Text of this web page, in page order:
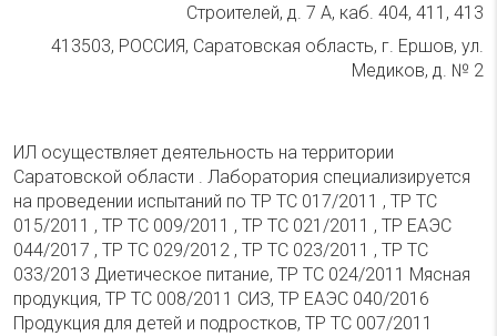
Строителей, д. 7 А, каб. 404, 411, 413
413503, РОССИЯ, Саратовская область, г. Ершов, ул.
Медиков, д. № 2
ИЛ осуществляет деятельность на территории
Саратовской области . Лаборатория специализируется
на проведении испытаний по ТР ТС 017/2011 , ТР ТС
015/2011 , ТР ТС 009/2011 , ТР ТС 021/2011 , ТР ЕАЭС
044/2017 , ТР ТС 029/2012 , ТР ТС 023/2011 , ТР ТС
033/2013 Диетическое питание, ТР ТС 024/2011 Мясная
продукция, ТР ТС 008/2011 СИЗ, ТР ЕАЭС 040/2016
Продукция для детей и подростков, ТР ТС 007/2011